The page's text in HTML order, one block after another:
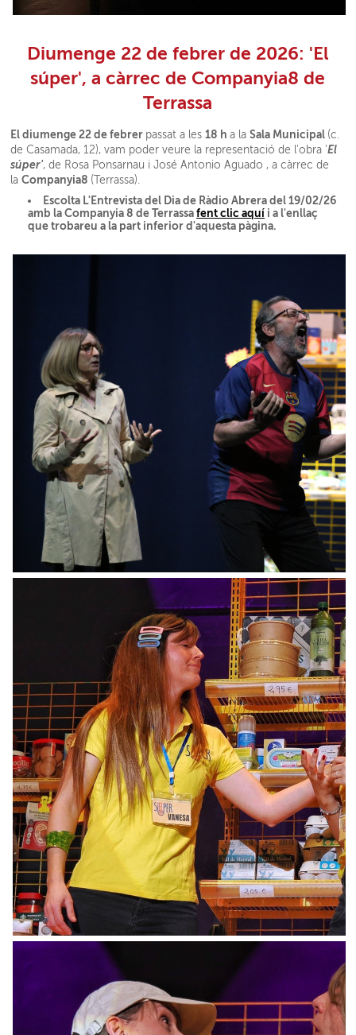
Diumenge 22 de febrer de 2026: 'El
súper', a càrrec de Companyia8 de
Terrassa
El diumenge 22 de febrer passat a les18 ha laSala Municipal (c.
de Casamada, 12), vam poder veure la representació de l'obra 'El
súper', de Rosa Ponsarnau i José Antonio Aguado , a càrrec de
laCompanyia8 (Terrassa).
Escolta L'Entrevista del Dia de Ràdio Abrera del 19/02/26
amb la Companyia 8 de Terrassafent clic aquí i a l'enllaç
que trobareu a la part inferior d'aquesta pàgina.